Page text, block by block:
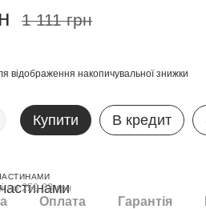
1 111 грн
відображення накопичувальної знижки
Купити В кредит
по 259.33 грн
Оплата Гарантія